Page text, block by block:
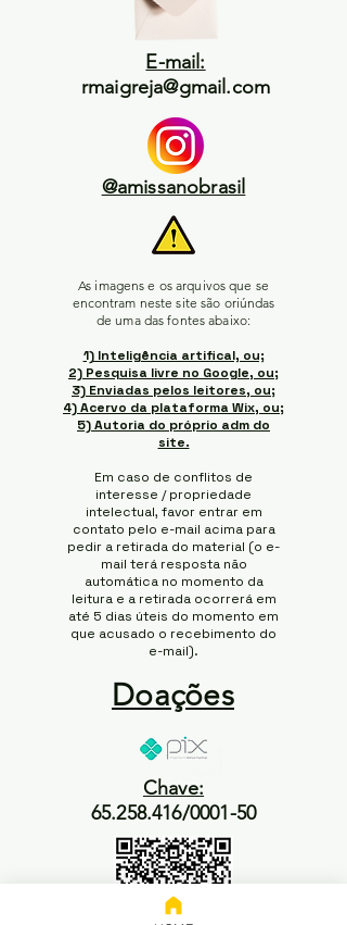
E-mail:
rmaigreja@gmail.com
@amissanobrasil
As imagens e os arquivos que se
encontram neste site são oriúndas
de uma das fontes abaixo:
1) Inteligência artifical, ou;
2) Pesquisa livre no Google, ou;
3) Enviadas pelos leitores, ou;
4) Acervo da plataforma Wix, ou;
5) Autoria do próprio adm do
site.
Em caso de conflitos de
interesse / propriedade
intelectual, favor entrar em
contato pelo e-mail acima para
pedir a retirada do material (o e-
mail terá resposta não
automática no momento da
leitura e a retirada ocorrerá em
até 5 dias úteis do momento em
que acusado o recebimento do
e-mail).
Doações
Chave:
65.258.416/0001-50